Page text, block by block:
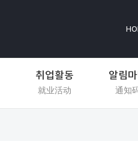
취업활동
就业活动
알림
通知